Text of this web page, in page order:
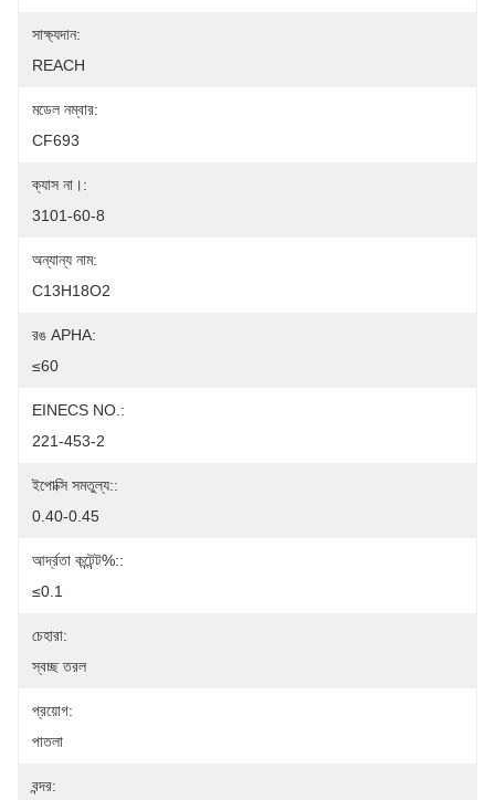
সাক্ষ্যদান:
REACH
মডেল নম্বার:
CF693
ক্যাস না।:
3101-60-8
অন্যান্য নাম:
C13H18O2
রঙ APHA:
≤60
EINECS NO.:
221-453-2
ইপোক্সি সমতুল্য::
0.40-0.45
আর্দ্রতা কন্টেন্ট%::
≤0.1
চেহারা:
স্বচ্ছ তরল
প্রয়োগ:
পাতলা
বন্দর: